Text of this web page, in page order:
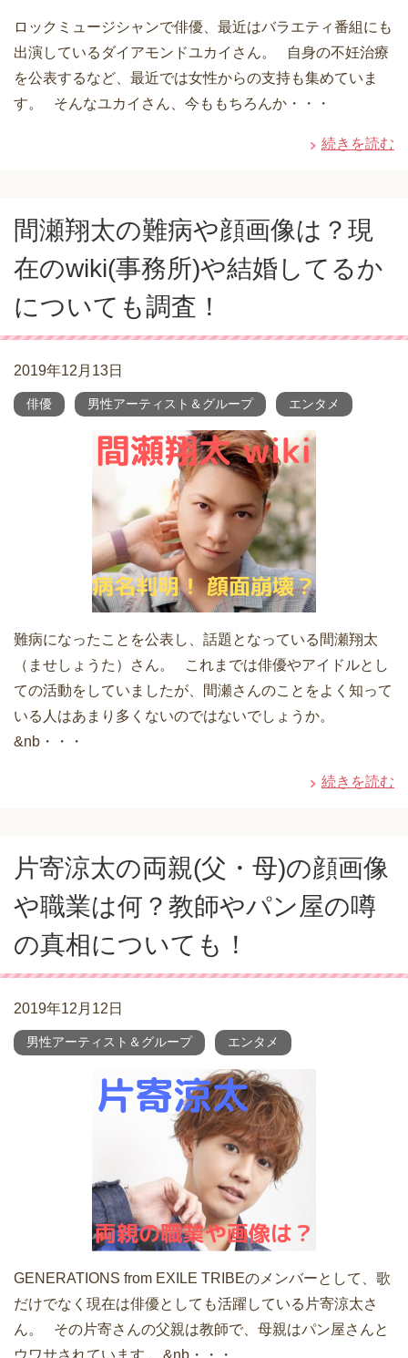
ロックミュージシャンで俳優、最近はバラエティ番組にも
出演しているダイアモンドユカイさん。 自身の不妊治療
を公表するなど、最近では女性からの支持も集めていま
す。 そんなユカイさん、今ももちろんか・・・
続きを読む
間瀬翔太の難病や顔画像は？現
在のwiki(事務所)や結婚してるか
についても調査！
2019年12月13日
俳優 男性アーティスト＆グループ エンタメ
難病になったことを公表し、話題となっている間瀬翔太
（ませしょうた）さん。 これまでは俳優やアイドルとし
ての活動をしていましたが、間瀬さんのことをよく知って
いる人はあまり多くないのではないでしょうか。
&nb・・・
続きを読む
片寄涼太の両親(父・母)の顔画像
や職業は何？教師やパン屋の噂
の真相についても！
2019年12月12日
男性アーティスト＆グループ エンタメ
GENERATIONS from EXILE TRIBEのメンバーとして、歌
だけでなく現在は俳優としても活躍している片寄涼太さ
ん。 その片寄さんの父親は教師で、母親はパン屋さんと
ウワサされています。 &nb・・・